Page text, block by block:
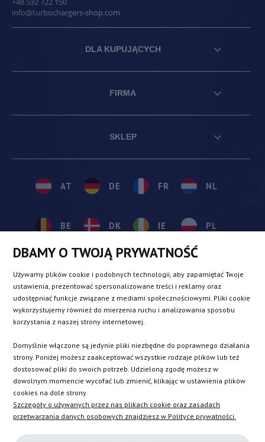
info@turbochargers-shop.com
DLA KUPUJĄCYCH
FIRMA
SKLEP
AT
BE
DE
DK
FR
IE
NL
PL
EN
INSTAGRAM
FACEBOOK
DBAMY O TWOJĄ PRYWATNOŚĆ
Używamy plików cookie i podobnych technologii, aby zapamiętać Twoje
ustawienia, prezentować spersonalizowane treści i reklamy oraz
udostępniać funkcje związane z mediami społecznościowymi. Pliki cookie
wykorzystujemy również do mierzenia ruchu i analizowania sposobu
korzystania z naszej strony internetowej.
Domyślnie włączone są jedynie pliki niezbędne do poprawnego działania
strony. Poniżej możesz zaakceptować wszystkie rodzaje plików lub też
dostosować pliki do swoich potrzeb. Udzieloną zgodę możesz w
dowolnym momencie wycofać lub zmienić, klikając w ustawienia plików
cookies na dole strony.
Szczegóły o używanych przez nas plikach cookie oraz zasadach
przetwarzania danych osobowych znajdziesz w Polityce prywatności.